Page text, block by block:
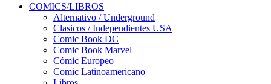
COMICS/LIBROS
Alternativo / Underground
Clasicos / Independientes USA
Comic Book DC
Comic Book Marvel
Cómic Europeo
Comic Latinoamericano